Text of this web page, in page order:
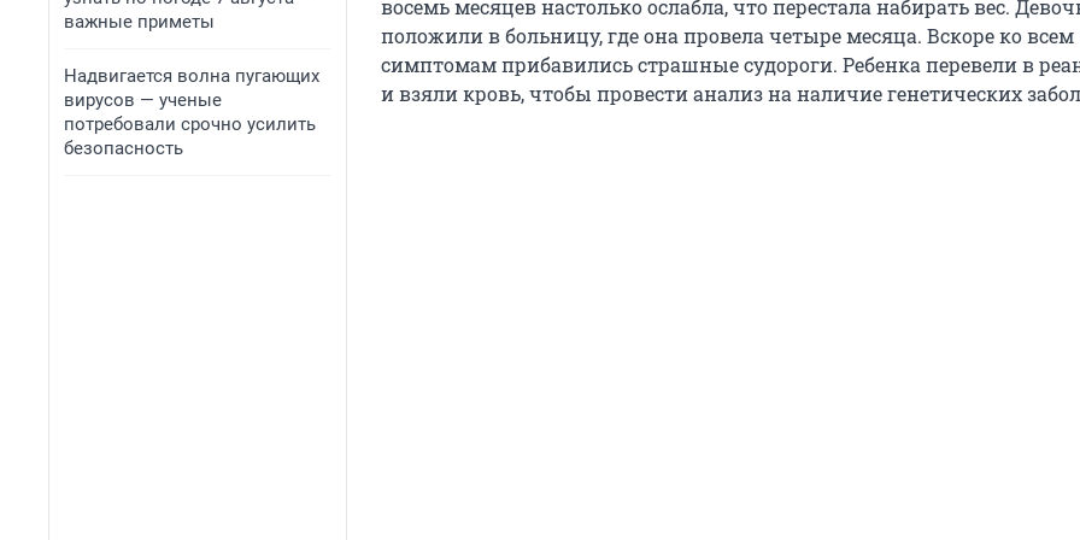
важные приметы
Надвигается волна пугающих
вирусов — ученые
потребовали срочно усилить
безопасность
восемь месяцев настолько ослабла, что перестала набирать вес.
положили в больницу, где она провела четыре месяца. Вскоре ко всем
симптомам прибавились страшные судороги. Ребенка перевели в
и взяли кровь, чтобы провести анализ на наличие генетических